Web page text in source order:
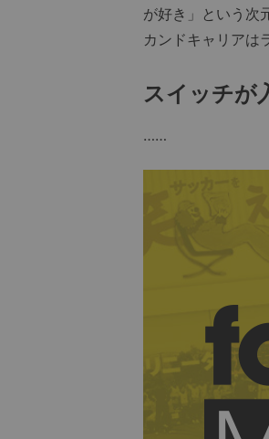
が好き」という次
カンドキャリアは
スイッチが
……